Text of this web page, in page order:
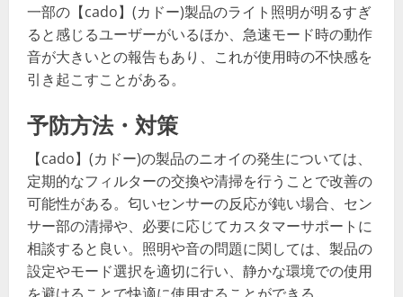
一部の【cado】(カドー)製品のライト照明が明るすぎ
ると感じるユーザーがいるほか、急速モード時の動作
音が大きいとの報告もあり、これが使用時の不快感を
引き起こすことがある。
予防方法・対策
【cado】(カドー)の製品のニオイの発生については、
定期的なフィルターの交換や清掃を行うことで改善の
可能性がある。匂いセンサーの反応が鈍い場合、セン
サー部の清掃や、必要に応じてカスタマーサポートに
相談すると良い。照明や音の問題に関しては、製品の
設定やモード選択を適切に行い、静かな環境での使用
を避けることで快適に使用することができる。